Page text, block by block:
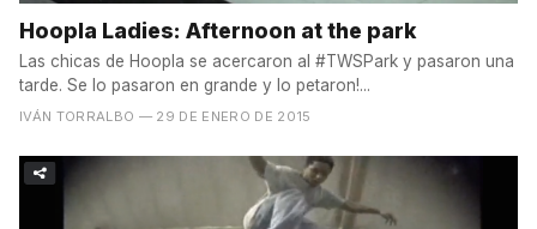
Hoopla Ladies: Afternoon at the park
Las chicas de Hoopla se acercaron al #TWSPark y pasaron una
tarde. Se lo pasaron en grande y lo petaron!...
IVÁN TORRALBO — 29 DE ENERO DE 2015